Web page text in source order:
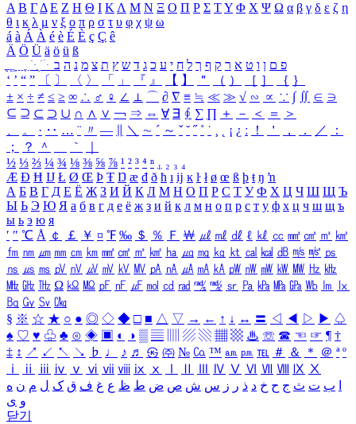
Α Β ΓΔ Ε Ζ Η Θ Ι ΚΛ Μ Ν Ξ Ο Π Ρ Σ ΤΥ Φ Χ Ψ Ω α β γ δ ε ζ η
θ ι κ λ μ ν ξ ο π ρ σ τ υ φ χ ψ ω
á à Á À é è É È ç Ç ê
Ä Ö Ü ä ö ü ß
ִֶֹ ֻּ ׁׂ פ ם ן ו ט א ר ק ף ך ל ח י ע כ ג ד ש ץ ת צ מ נ ה ב
‘ ’ “ ” 〔 〕 〈 〉 「 」 『 』 【 】 ＂ （ ） ［ ］ ｛ ｝
± × ÷ ≠ ≤ ≥ ∞ ∴ ♂ ♀ ∠ ⊥ ⌒ ∂ ∇ ≡ ≒ ≪ ≫ √ ∽ ∝ ∵ ∫ ∬ ∈ ∋
⊆ ⊇ ⊂ ⊃ ∪ ∩ ∧ ∨ ￢ ⇒ ⇔ ∀ ∃ ∮ ∑ ∏ ＋ － ＜ ＝
＞
、
。 · ‥ … ¨ 〃 ― ＼ ∼ ´ ～ ˇ ˘ ˝ ˚ ˙ ¸ ¡ ¿ ː ！ ＇ ， ． ／
：
；
？ ＾ ｀
½ ⅓ ⅔ ¼ ¾ ⅛ ⅜ ⅝ ⅞ ¹ ² ³ ⁴ ⁿ ₁ ₂ ₃ ₄
Æ Ð Ħ Ĳ Ł Ø Œ Þ Ŧ Ŋ æ đ ð ħ ı ĳ ĸ ŀ ł ø œ ß þ ŧ ŋ ŉ
А Б В Г Д Е Ё Ж З И Й К Л М Н О П Р С Т У Ф Х Ц Ч Ш Щ Ъ
Ы Ь Э Ю Я а б в г д е ё ж з и й к л м н о п р с т у ф х ц ч ш щ ъ
ы ь э ю я
′ ″ ℃ Å ￠ ￡ ￥ ¤ ℉ ‰ ＄ ％ Ｆ ￦ ㎕ ㎖ ㎗ ℓ ㎘ ㏄ ㎣ ㎤ ㎥ ㎦
㎙ ㎚ ㎛ ㎜ ㎝ ㎞ ㎟ ㎠ ㎡ ㎢ ㏊ ㎍ ㎎ ㎏ ㏏ ㎈ ㎉ ㏈ ㎧ ㎨ ㎰
㎱ ㎲ ㎳ ㎴ ㎵ ㎶ ㎷ ㎸ ㎹ ㎀ ㎁ ㎂ ㎃ ㎄ ㎺ ㎻ ㎽ ㎾ ㎿ ㎐ ㎑
㎒ ㎓ ㎔ Ω ㏀ ㏁ ㎊ ㎋ ㎌ ㏖ ㏅ ㎭ ㎮ ㎯ ㏛ ㎩ ㎪ ㎫ ㎬ ㏝ ㏐
㏓
㏃ ㏉ ㏜ ㏆
§ ※ ☆ ★ ○ ● ◎ ◇ ◆ □ ■ △ ▽ → ← ↑ ↓ ↔ 〓 ◁ ◀ ▷ ▶ ♤
♠ ♡ ♥ ♧ ♣ ⊙ ◈ ▣ ◐ ◑ ▒ ▤ ▨ ▧ ▦ ▩ ♨ ☏ ☎ ☜ ☞ ¶ †
‡ ↕ ↗ ↙ ↖ ↘ ♭ ♩ ♪ ♬ ㉿ ㈜ № ㏇ ™ ㏂ ㏘ ℡ ＃ ＆ ＊ ＠ ª º
ⅰ
ⅱ ⅲ ⅳ ⅴ ⅵ ⅶ ⅷ ⅸ ⅹ Ⅳ Ⅴ Ⅵ Ⅶ Ⅷ Ⅸ Ⅹ
ب ت ث ج ح خ د ذ ر ز س ش ص ض ط ظ ع غ ف ق ک ل م ن ه
و ی
닫기